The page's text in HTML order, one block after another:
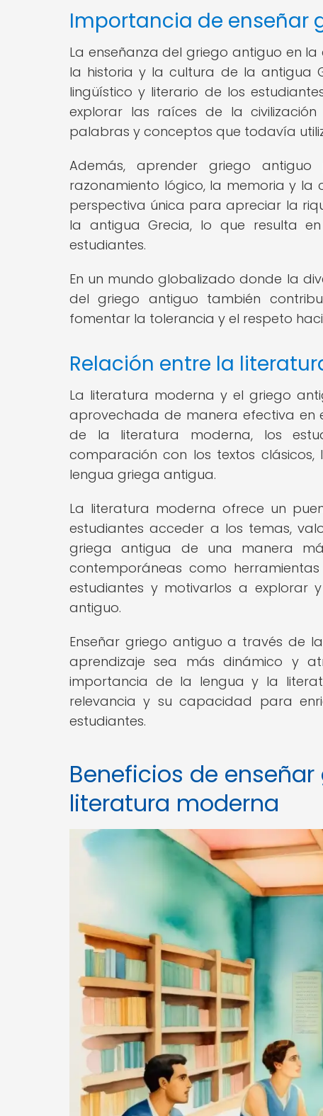
Importancia de enseñar
La enseñanza del griego antiguo en
la historia y la cultura de la antigua
lingüístico y literario de los
explorar las raíces de la
palabras y conceptos que todavía
Además, aprender griego
razonamiento lógico, la memoria y la
perspectiva única para apreciar la
la antigua Grecia, lo que resulta
estudiantes.
En un mundo globalizado donde la
del griego antiguo también
fomentar la tolerancia y el respeto
Relación entre la
La literatura moderna y el griego
aprovechada de manera efectiva en
de la literatura moderna, los
comparación con los textos
lengua griega antigua.
La literatura moderna ofrece un
estudiantes acceder a los temas,
griega antigua de una manera
contemporáneas como
estudiantes y motivarlos a explorar
antiguo.
Enseñar griego antiguo a través de
aprendizaje sea más dinámico y
importancia de la lengua y la
relevancia y su capacidad para
estudiantes.
Beneficios de
literatura moderna